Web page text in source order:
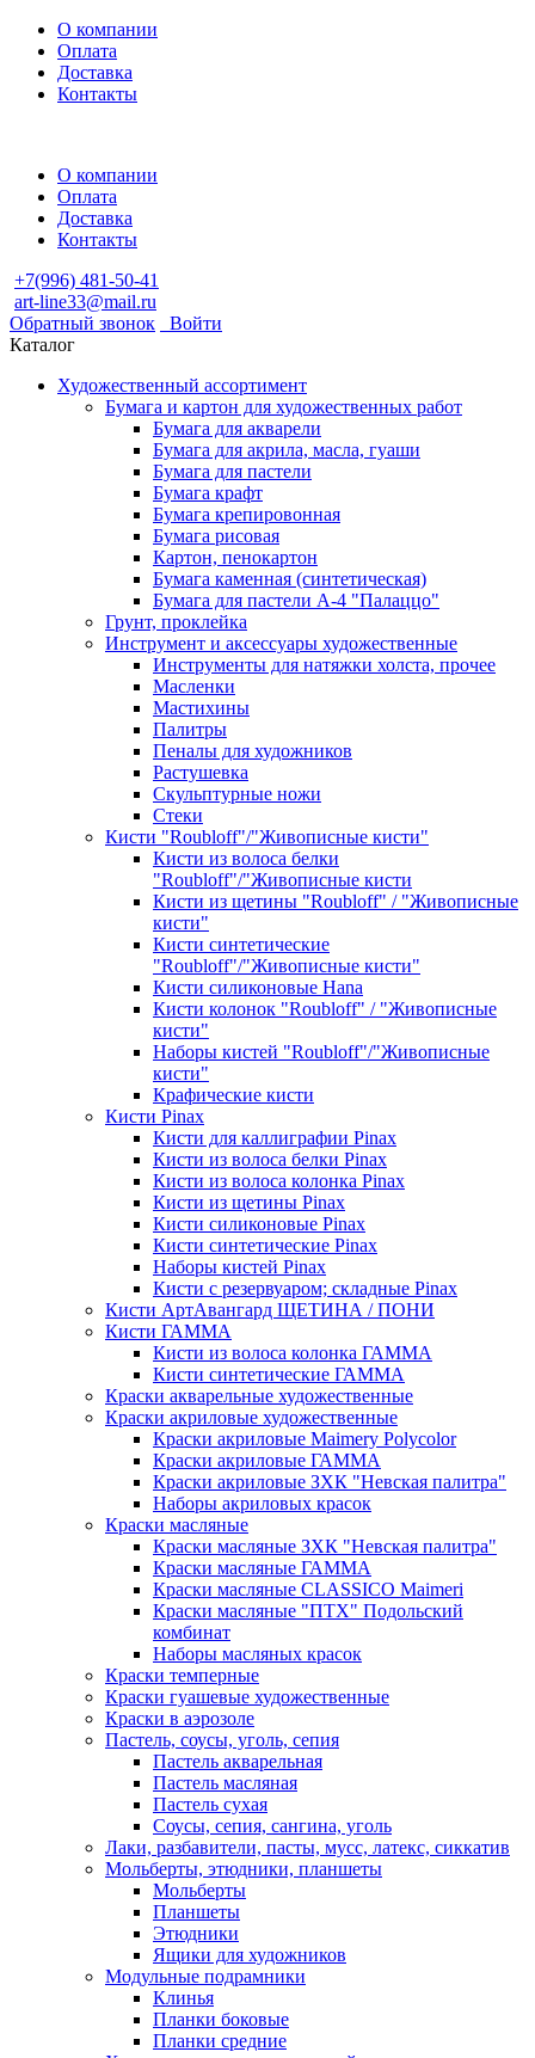
О компании
Оплата
Доставка
Контакты
О компании
Оплата
Доставка
Контакты
+7(996) 481-50-41
art-line33@mail.ru
Обратный звонок
Войти
Каталог
Художественный ассортимент
Бумага и картон для художественных работ
Бумага для акварели
Бумага для акрила, масла, гуаши
Бумага для пастели
Бумага крафт
Бумага крепировонная
Бумага рисовая
Картон, пенокартон
Бумага каменная (синтетическая)
Бумага для пастели А-4 "Палаццо"
Грунт, проклейка
Инструмент и аксессуары художественные
Инструменты для натяжки холста, прочее
Масленки
Мастихины
Палитры
Пеналы для художников
Растушевка
Скульптурные ножи
Стеки
Кисти "Roubloff"/"Живописные кисти"
Кисти из волоса белки
"Roubloff"/"Живописные кисти
Кисти из щетины "Roubloff" / "Живописные
кисти"
Кисти синтетические
"Roubloff"/"Живописные кисти"
Кисти силиконовые Hana
Кисти колонок "Roubloff" / "Живописные
кисти"
Наборы кистей "Roubloff"/"Живописные
кисти"
Крафические кисти
Кисти Pinax
Кисти для каллиграфии Pinax
Кисти из волоса белки Pinax
Кисти из волоса колонка Pinax
Кисти из щетины Pinax
Кисти силиконовые Pinax
Кисти синтетические Pinax
Наборы кистей Pinax
Кисти с резервуаром; складные Pinax
Кисти АртАвангард ЩЕТИНА / ПОНИ
Кисти ГАММА
Кисти из волоса колонка ГАММА
Кисти синтетические ГАММА
Краски акварельные художественные
Краски акриловые художественные
Краски акриловые Maimery Polycolor
Краски акриловые ГАММА
Краски акриловые ЗХК "Невская палитра"
Наборы акриловых красок
Краски масляные
Краски масляные ЗХК "Невская палитра"
Краски масляные ГАММА
Краски масляные CLASSICO Maimeri
Краски масляные "ПТХ" Подольский
комбинат
Наборы масляных красок
Краски темперные
Краски гуашевые художественные
Краски в аэрозоле
Пастель, соусы, уголь, сепия
Пастель акварельная
Пастель масляная
Пастель сухая
Соусы, сепия, сангина, уголь
Лаки, разбавители, пасты, мусс, латекс, сиккатив
Мольберты, этюдники, планшеты
Мольберты
Планшеты
Этюдники
Ящики для художников
Модульные подрамники
Клинья
Планки боковые
Планки средние